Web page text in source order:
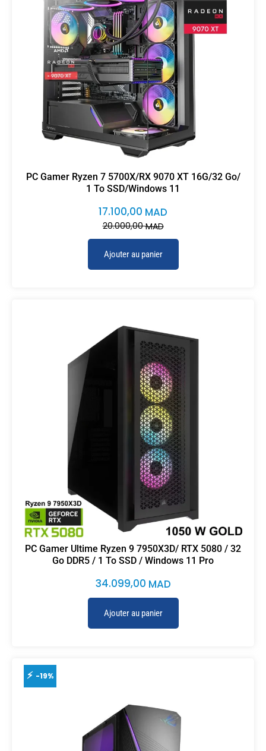
PC Gamer Ryzen 7 5700X/RX 9070 XT 16G/32 Go/
1 To SSD/Windows 11
20.000,00MAD
17.100,00 MAD
Ajouter au panier
PC Gamer Ultime Ryzen 9 7950X3D/ RTX 5080 / 32
Go DDR5 / 1 To SSD / Windows 11 Pro
34.099,00 MAD
Ajouter au panier
-19%